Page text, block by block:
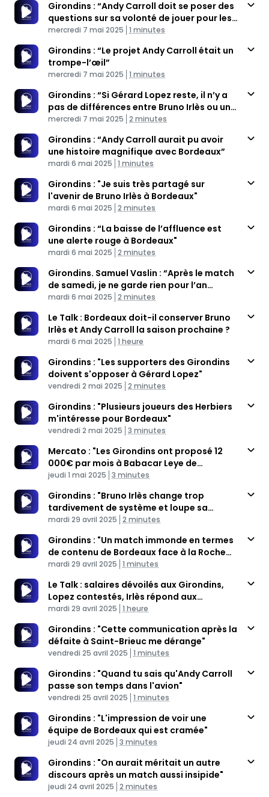
Girondins : “Andy Carroll doit se poser des
questions sur sa volonté de jouer pour les
Girondins”
Published At
mercredi 7 mai 2025 Time
1 minutes
Girondins : “Le projet Andy Carroll était un
trompe-l’œil”
Published At
mercredi 7 mai 2025 Time
1 minutes
Girondins : “Si Gérard Lopez reste, il n’y a
pas de différences entre Bruno Irlès ou un
autre entraîneur”
Published At
mercredi 7 mai 2025 Time
2 minutes
Girondins : “Andy Carroll aurait pu avoir
une histoire magnifique avec Bordeaux”
Published At
mardi 6 mai 2025 Time
1 minutes
Girondins : "Je suis très partagé sur
l'avenir de Bruno Irlès à Bordeaux"
Published At
mardi 6 mai 2025 Time
2 minutes
Girondins : “La baisse de l’affluence est
une alerte rouge à Bordeaux"
Published At
mardi 6 mai 2025 Time
2 minutes
Girondins. Samuel Vaslin : “Après le match
de samedi, je ne garde rien pour l’an
prochain”
Published At
mardi 6 mai 2025 Time
2 minutes
Le Talk : Bordeaux doit-il conserver Bruno
Irlès et Andy Carroll la saison prochaine ?
Published At
mardi 6 mai 2025 Time
1 heure
Girondins : "Les supporters des Girondins
doivent s'opposer à Gérard Lopez"
Published At
vendredi 2 mai 2025 Time
2 minutes
Girondins : "Plusieurs joueurs des Herbiers
m'intéresse pour Bordeaux"
Published At
vendredi 2 mai 2025 Time
3 minutes
Mercato : "Les Girondins ont proposé 12
000€ par mois à Babacar Leye de
Châteaubriant"
Published At
jeudi 1 mai 2025 Time
3 minutes
Girondins : "Bruno Irlès change trop
tardivement de système et loupe sa
deuxième partie de saison"
Published At
mardi 29 avril 2025 Time
2 minutes
Girondins : "Un match immonde en termes
de contenu de Bordeaux face à la Roche
VF"
Published At
mardi 29 avril 2025 Time
1 minutes
Le Talk : salaires dévoilés aux Girondins,
Lopez contestés, Irlès répond aux
critiques à Bordeaux
Published At
mardi 29 avril 2025 Time
1 heure
Girondins : "Cette communication après la
défaite à Saint-Brieuc me dérange"
Published At
vendredi 25 avril 2025 Time
1 minutes
Girondins : "Quand tu sais qu'Andy Carroll
passe son temps dans l'avion"
Published At
vendredi 25 avril 2025 Time
1 minutes
Girondins : "L'impression de voir une
équipe de Bordeaux qui est cramée"
Published At
jeudi 24 avril 2025 Time
3 minutes
Girondins : "On aurait méritait un autre
discours après un match aussi insipide"
Published At
jeudi 24 avril 2025 Time
2 minutes